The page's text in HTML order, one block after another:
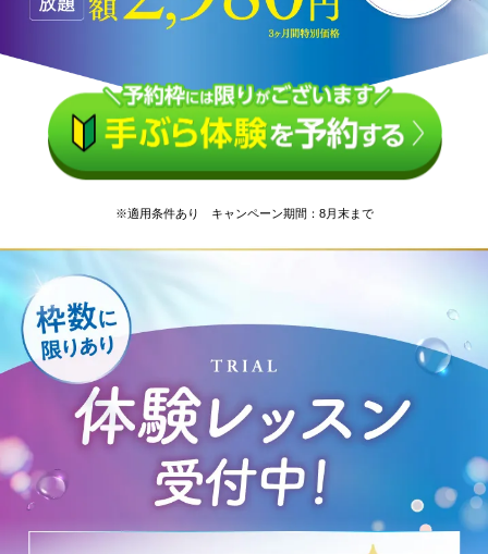
※適用条件あり キャンペーン期間：8月末まで